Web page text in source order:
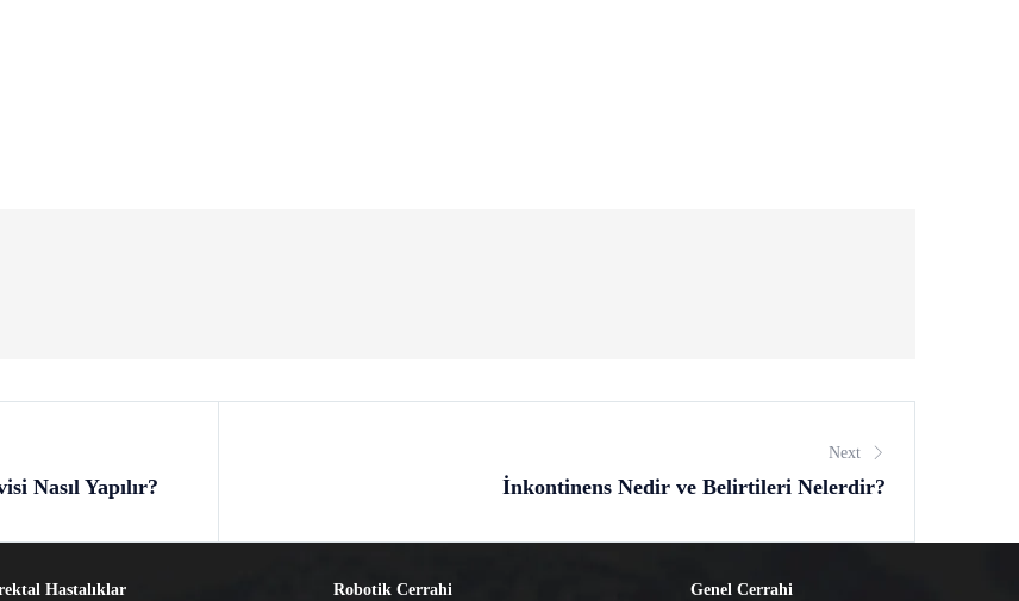
Nasıl Yapılır?
Next
İnkontinens Nedir ve Belirtileri Nelerdir?
Hastalıklar Robotik Cerrahi Genel Cerrahi